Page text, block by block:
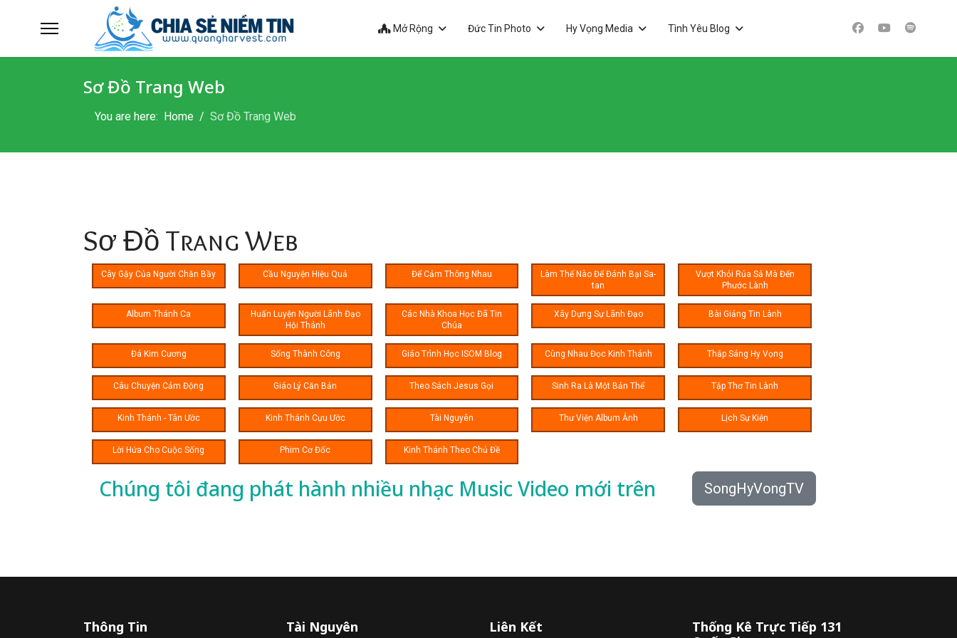
Mở Rộng Đức Tin Photo Hy Vọng Media Tình Yêu Blog
Sơ Đồ Trang Web
You are here: Home Sơ Đồ Trang Web
Sơ Đồ Trang Web
Cây Gậy Của Người Chăn Bầy Cầu Nguyện Hiệu Quả Để Cảm Thông Nhau
Làm Thế Nào Để Đánh Bại Sa-
tan
Vượt Khỏi Rủa Sả Mà Đến
Phước Lành
Album Thánh Ca
Huấn Luyện Người Lãnh Đạo
Hội Thánh
Các Nhà Khoa Học Đã Tin
Chúa
Xây Dựng Sự Lãnh Đạo Bài Giảng Tin Lành
Đá Kim Cương Sống Thành Công Giáo Trình Học ISOM Blog Cùng Nhau Đọc Kinh Thánh Thắp Sáng Hy Vọng
Câu Chuyện Cảm Động Giáo Lý Căn Bản Theo Sách Jesus Gọi Sinh Ra Là Một Bản Thể Tập Thơ Tin Lành
Kinh Thánh - Tân Ước Kinh Thánh Cựu Ước Tài Nguyên Thư Viện Album Ảnh Lịch Sự Kiện
Lời Hứa Cho Cuộc Sống Phim Cơ Đốc Kinh Thánh Theo Chủ Đề
Chúng tôi đang phát hành nhiều nhạc Music Video mới trên SongHyVongTV
Thông Tin Tài Nguyên Liên Kết
Thống Kê Trực Tiếp 131